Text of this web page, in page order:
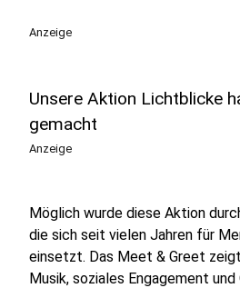
Anzeige
Unsere Aktion Lichtblicke
gemacht
Anzeige
Möglich wurde diese Aktion
die sich seit vielen Jahren für
einsetzt. Das Meet & Greet
Musik, soziales Engagement